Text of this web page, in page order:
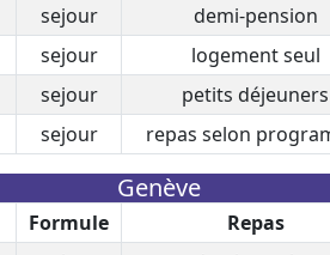
sejour demi-pension
sejour logement seul
sejour petits déjeuners
sejour repas selon
Genève
Formule Repas